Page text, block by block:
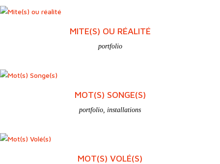
MITE(S) OU RÉALITÉ
portfolio
MOT(S) SONGE(S)
portfolio installations
MOT(S) VOLÉ(S)